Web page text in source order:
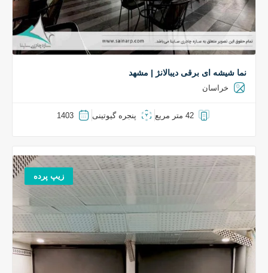
نما شیشه ای برقی دیبالانژ | مشهد
خراسان
42 متر مریع پنجره گیوتینی 1403
زیپ پرده